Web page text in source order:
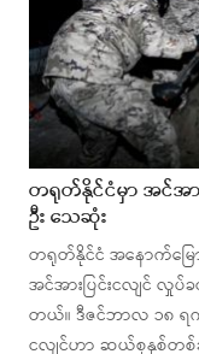
တရုတ်နိုင်ငံမှာ အင်အာ
ဦး သေဆုံး
တရုတ်နိုင်ငံ အနောက်မြော
အင်အားပြင်းငလျင် လှု
တယ်။ ဒီဇင်ဘာလ ၁၈ ရ
ငလျင်ဟာ ဆယ်စုနှစ်တစ်